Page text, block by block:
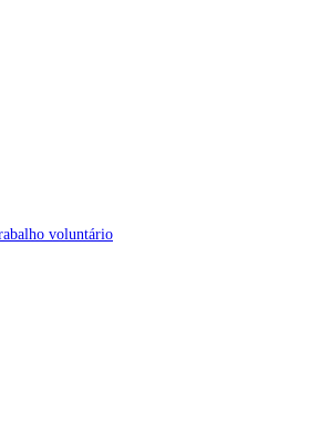
voluntário